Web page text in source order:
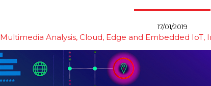
17/01/2019
Multimedia Analysis Cloud, Edge and Embedded IoT